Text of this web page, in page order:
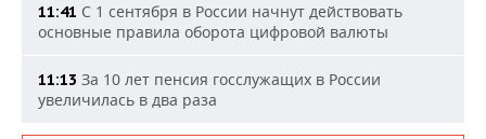
11:41 С 1 сентября в России начнут действовать
основные правила оборота цифровой валюты
11:13 За 10 лет пенсия госслужащих в России
увеличилась в два раза